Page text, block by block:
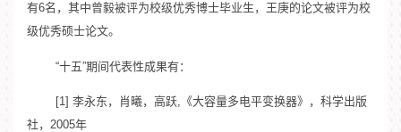
有6名，其中曾毅被评为校级优秀博士毕业生，王庚的论文被评为校
级优秀硕士论文。
“十五”期间代表性成果有：
[1] 李永东，肖曦，高跃,《大容量多电平变换器》，科学出版
社，2005年